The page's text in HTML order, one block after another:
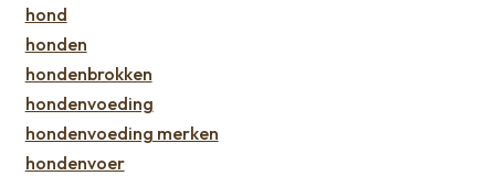
hond
honden
hondenbrokken
hondenvoeding
hondenvoeding merken
hondenvoer